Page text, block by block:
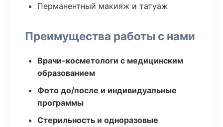
Перманентный макияж и татуаж
Преимущества работы с нами
Врачи-косметологи с медицинским
образованием
Фото до/после и индивидуальные
программы
Стерильность и одноразовые